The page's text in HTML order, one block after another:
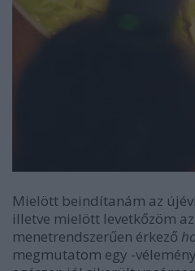
Mielött beindítanám az
illetve mielött levetkőzöm
menetrendszerűen érkező
megmutatom egy -